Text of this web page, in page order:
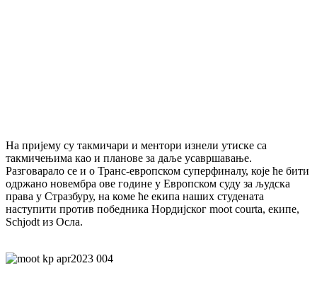
На пријему су такмичари и ментори изнели утиске са
такмичењима као и планове за даље усавршавање.
Разговарало се и о Транс-европском суперфиналу, које ће бити
одржано новембра ове године у Европском суду за људска
права у Стразбуру, на коме ће екипа наших студената
наступити против победника Нордијског moot courta, екипе,
Schjodt из Осла.